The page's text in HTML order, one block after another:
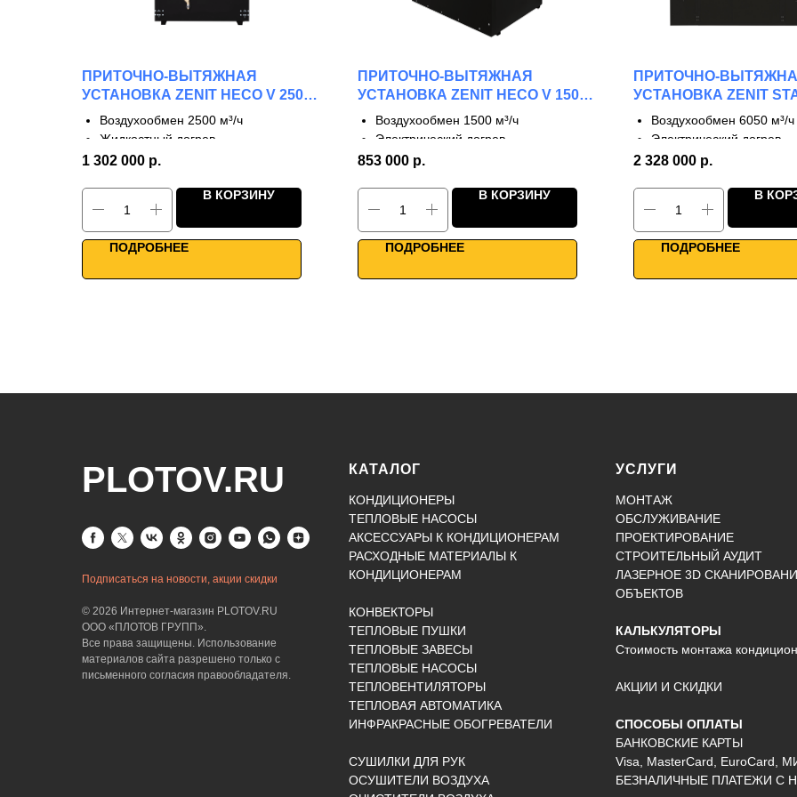
ПРИТОЧНО-ВЫТЯЖНАЯ
УСТАНОВКА ZENIT HECO V 2500
Воздухообмен 2500 м³/ч
Жидкостный догрев
3 ступени рекуперации
Однонаправленные фланцы
Для крупных объектов
WiFi управление
1 302 000 р.
В КОРЗИНУ
ПОДРОБНЕЕ
ПРИТОЧНО-ВЫТЯЖНАЯ
УСТАНОВКА ZENIT HECO V 1500
Воздухообмен 1500 м³/ч
Электрический догрев
3 ступени рекуперации
Однонаправленные фланцы
Высокая мощность
Умное управление
853 000 р.
В КОРЗИНУ
ПОДРОБНЕЕ
ПРИТОЧНО-
УСТАНОВКА ZENIT
6050 E
Воздухообмен 6050 м³/ч
Электрический догрев
2 ступени рекуперации
Каркасно-панельная
Мощная
WiFi управление
2 328 000 р.
В
ПОДРОБНЕЕ
PLOTOV.RU
Подписаться на новости, акции скидки
© 2026 Интернет-магазин PLOTOV.RU
ООО «ПЛОТОВ ГРУПП».
Все права защищены. Использование
материалов сайта разрешено только с
письменного согласия правообладателя.
КАТАЛОГ
КОНДИЦИОНЕРЫ
ТЕПЛОВЫЕ НАСОСЫ
АКСЕССУАРЫ К КОНДИЦИОНЕРАМ
РАСХОДНЫЕ МАТЕРИАЛЫ К
КОНДИЦИОНЕРАМ
КОНВЕКТОРЫ
ТЕПЛОВЫЕ ПУШКИ
ТЕПЛОВЫЕ ЗАВЕСЫ
ТЕПЛОВЫЕ НАСОСЫ
ТЕПЛОВЕНТИЛЯТОРЫ
ТЕПЛОВАЯ АВТОМАТИКА
ИНФРАКРАСНЫЕ ОБОГРЕВАТЕЛИ
СУШИЛКИ ДЛЯ РУК
ОСУШИТЕЛИ ВОЗДУХА
УСЛУГИ
МОНТАЖ
ОБСЛУЖИВАНИЕ
ПРОЕКТИРОВАНИЕ
СТРОИТЕЛЬНЫЙ АУДИТ
ЛАЗЕРНОЕ 3D
ОБЪЕКТОВ
КАЛЬКУЛЯТОРЫ
Стоимость монтажа
АКЦИИ И СКИДКИ
СПОСОБЫ ОПЛАТЫ
БАНКОВСКИЕ КАРТЫ
Visa, MasterCard, EuroCard,
БЕЗНАЛИЧНЫЕ ПЛАТЕЖИ С